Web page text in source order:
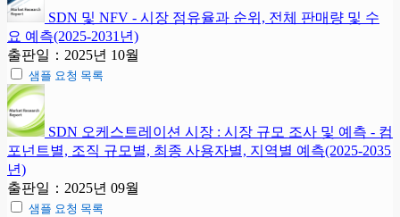
SDN 및 NFV - 시장 점유율과 순위, 전체 판매량 및 수
요 예측(2025-2031년)
출판일：2025년 10월
샘플 요청 목록
SDN 오케스트레이션 시장 : 시장 규모 조사 및 예측 - 컴
포넌트별, 조직 규모별, 최종 사용자별, 지역별 예측(2025-2035
년)
출판일：2025년 09월
샘플 요청 목록